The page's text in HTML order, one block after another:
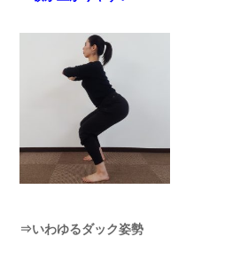
⇒いわゆるダック姿勢